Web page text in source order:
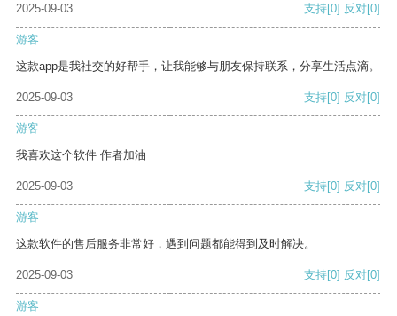
2025-09-03
支持[0] 反对[0]
游客
这款app是我社交的好帮手，让我能够与朋友保持联系，分享生活点滴。
2025-09-03 支持[0] 反对[0]
游客
我喜欢这个软件 作者加油
2025-09-03 支持[0] 反对[0]
游客
这款软件的售后服务非常好，遇到问题都能得到及时解决。
2025-09-03 支持[0] 反对[0]
游客